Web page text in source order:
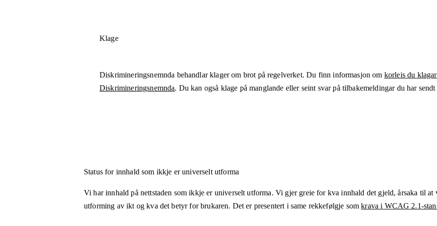
Klage
Diskrimineringsnemnda behandlar klager om brot på regelverket. Du finn informasjon om korleis du
Diskrimineringsnemnda. Du kan også klage på manglande eller seint svar på tilbakemeldingar du har
Status for innhald som ikkje er universelt utforma
Vi har innhald på nettstaden som ikkje er universelt utforma. Vi gjer greie for kva innhald det gjeld, årsaka til
utforming av ikt og kva det betyr for brukaren. Det er presentert i same rekkefølgje somkrava i WCAG 2.1-